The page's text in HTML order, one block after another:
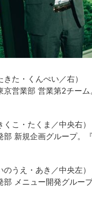
きた・くんぺい／右）
京営業部 営業第2チー
くこ・たくま／中央右）
部 新規企画グループ。
のうえ・あき／中央左）
部 メニュー開発グルー